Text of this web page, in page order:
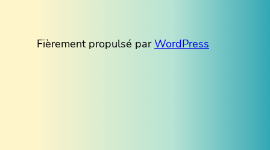
Fièrement propulsé parWordPress